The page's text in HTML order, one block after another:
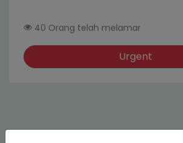
40 Orang telah melamar
Urgent